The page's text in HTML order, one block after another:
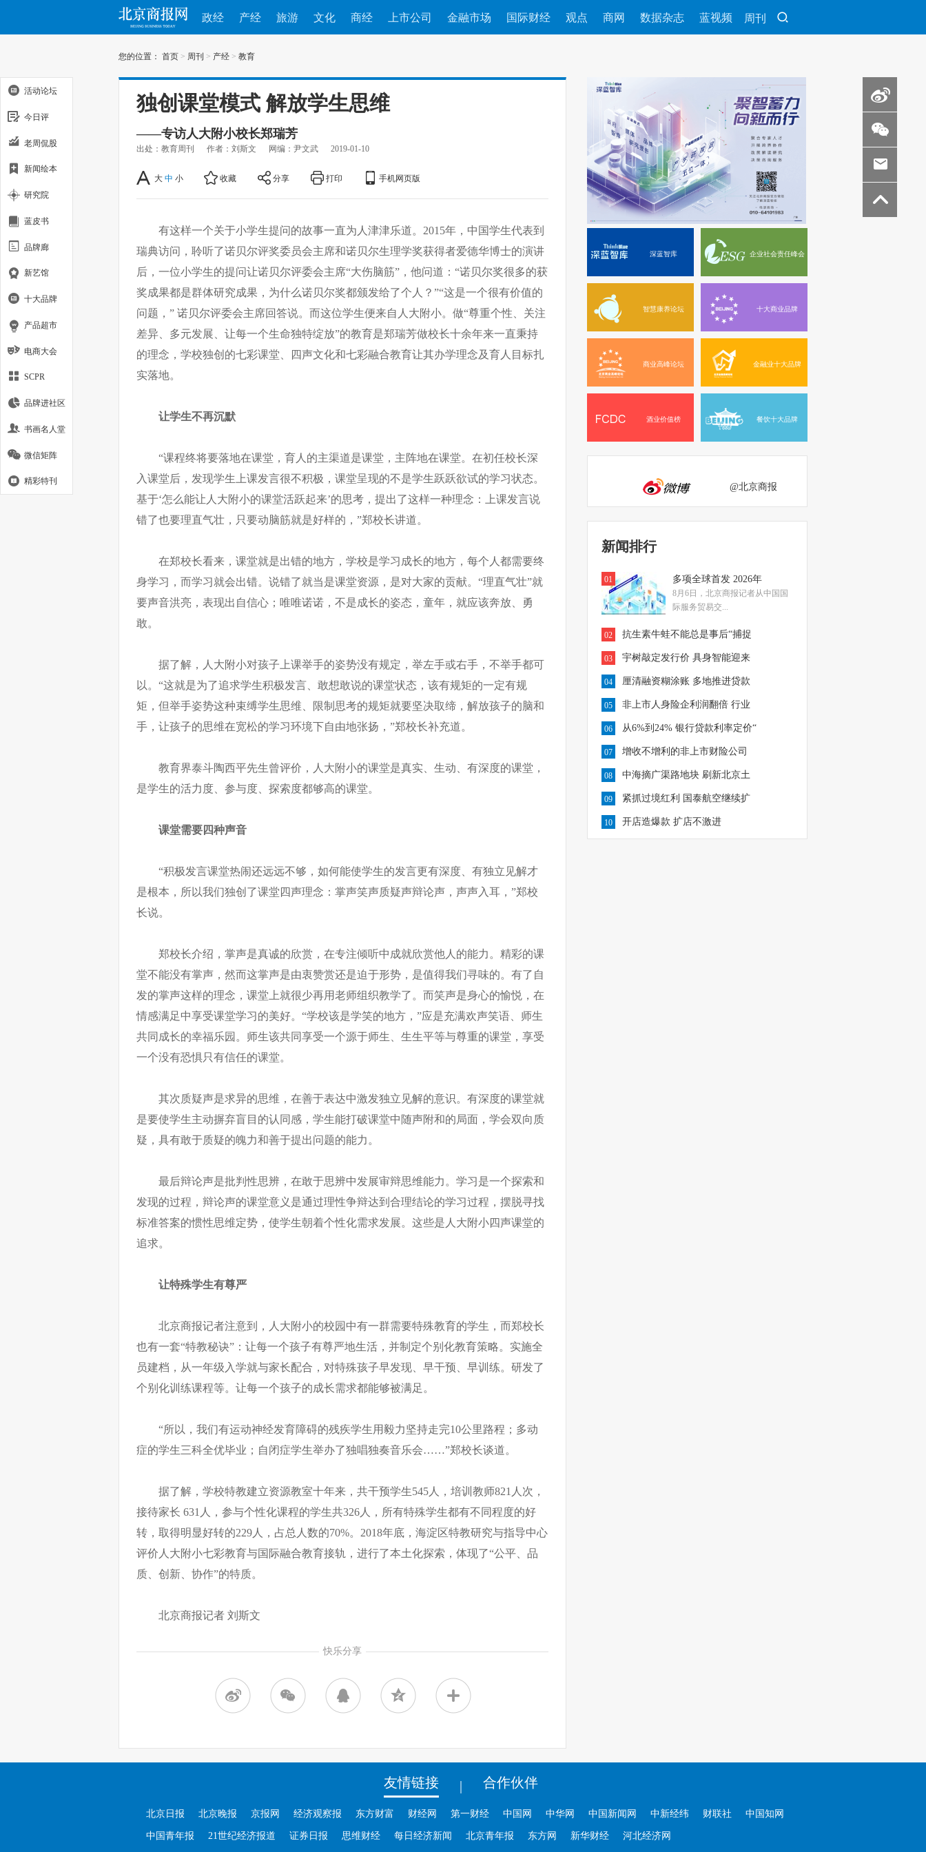
政经 产经 旅游 文化 商经 上市公司 金融市场 国际财经 观点 商网 数据杂志 蓝视频 周刊
您的位置： 首页 > 周刊 > 产经 > 教育
独创课堂模式 解放学生思维
——专访人大附小校长郑瑞芳
出处：教育周刊 作者：刘斯文 网编：尹文武 2019-01-10
大 中 小 收藏 分享 打印 手机网页版
有这样一个关于小学生提问的故事一直为人津津乐道。2015年，中国学生代表到
瑞典访问，聆听了诺贝尔评奖委员会主席和诺贝尔生理学奖获得者爱德华博士的演讲
后，一位小学生的提问让诺贝尔评委会主席“大伤脑筋”，他问道：“诺贝尔奖很多的获
奖成果都是群体研究成果，为什么诺贝尔奖都颁发给了个人？”“这是一个很有价值的
问题，” 诺贝尔评委会主席回答说。而这位学生便来自人大附小。做“尊重个性、关注
差异、多元发展、让每一个生命独特绽放”的教育是郑瑞芳做校长十余年来一直秉持
的理念，学校独创的七彩课堂、四声文化和七彩融合教育让其办学理念及育人目标扎
实落地。
让学生不再沉默
“课程终将要落地在课堂，育人的主渠道是课堂，主阵地在课堂。在初任校长深
入课堂后，发现学生上课发言很不积极，课堂呈现的不是学生跃跃欲试的学习状态。
基于‘怎么能让人大附小的课堂活跃起来’的思考，提出了这样一种理念：上课发言说
错了也要理直气壮，只要动脑筋就是好样的，”郑校长讲道。
在郑校长看来，课堂就是出错的地方，学校是学习成长的地方，每个人都需要终
身学习，而学习就会出错。说错了就当是课堂资源，是对大家的贡献。“理直气壮”就
要声音洪亮，表现出自信心；唯唯诺诺，不是成长的姿态，童年，就应该奔放、勇
敢。
据了解，人大附小对孩子上课举手的姿势没有规定，举左手或右手，不举手都可
以。“这就是为了追求学生积极发言、敢想敢说的课堂状态，该有规矩的一定有规
矩，但举手姿势这种束缚学生思维、限制思考的规矩就要坚决取缔，解放孩子的脑和
手，让孩子的思维在宽松的学习环境下自由地张扬，”郑校长补充道。
教育界泰斗陶西平先生曾评价，人大附小的课堂是真实、生动、有深度的课堂，
是学生的活力度、参与度、探索度都够高的课堂。
课堂需要四种声音
“积极发言课堂热闹还远远不够，如何能使学生的发言更有深度、有独立见解才
是根本，所以我们独创了课堂四声理念：掌声笑声质疑声辩论声，声声入耳，”郑校
长说。
郑校长介绍，掌声是真诚的欣赏，在专注倾听中成就欣赏他人的能力。精彩的课
堂不能没有掌声，然而这掌声是由衷赞赏还是迫于形势，是值得我们寻味的。有了自
发的掌声这样的理念，课堂上就很少再用老师组织教学了。而笑声是身心的愉悦，在
情感满足中享受课堂学习的美好。“学校该是学笑的地方，”应是充满欢声笑语、师生
共同成长的幸福乐园。师生该共同享受一个源于师生、生生平等与尊重的课堂，享受
一个没有恐惧只有信任的课堂。
其次质疑声是求异的思维，在善于表达中激发独立见解的意识。有深度的课堂就
是要使学生主动摒弃盲目的认同感，学生能打破课堂中随声附和的局面，学会双向质
疑，具有敢于质疑的魄力和善于提出问题的能力。
最后辩论声是批判性思辨，在敢于思辨中发展审辩思维能力。学习是一个探索和
发现的过程，辩论声的课堂意义是通过理性争辩达到合理结论的学习过程，摆脱寻找
标准答案的惯性思维定势，使学生朝着个性化需求发展。这些是人大附小四声课堂的
追求。
让特殊学生有尊严
北京商报记者注意到，人大附小的校园中有一群需要特殊教育的学生，而郑校长
也有一套“特教秘诀”：让每一个孩子有尊严地生活，并制定个别化教育策略。实施全
员建档，从一年级入学就与家长配合，对特殊孩子早发现、早干预、早训练。研发了
个别化训练课程等。让每一个孩子的成长需求都能够被满足。
“所以，我们有运动神经发育障碍的残疾学生用毅力坚持走完10公里路程；多动
症的学生三科全优毕业；自闭症学生举办了独唱独奏音乐会……”郑校长谈道。
据了解，学校特教建立资源教室十年来，共干预学生545人，培训教师821人次，
接待家长 631人，参与个性化课程的学生共326人，所有特殊学生都有不同程度的好
转，取得明显好转的229人，占总人数的70%。2018年底，海淀区特教研究与指导中心
评价人大附小七彩教育与国际融合教育接轨，进行了本土化探索，体现了“公平、品
质、创新、协作”的特质。
北京商报记者 刘斯文
快乐分享
深蓝智库 企业社会责任峰会
智慧康养论坛 十大商业品牌
商业高峰论坛 金融业十大品牌
酒业价值榜 餐饮十大品牌
@北京商报
新闻排行
01 多项全球首发 2026年
8月6日，北京商报记者从中国国
际服务贸易交...
02 抗生素牛蛙不能总是事后“捕捉
03 宇树敲定发行价 具身智能迎来
04 厘清融资糊涂账 多地推进贷款
05 非上市人身险企利润翻倍 行业
06 从6%到24% 银行贷款利率定价“
07 增收不增利的非上市财险公司
08 中海摘广渠路地块 刷新北京土
09 紧抓过境红利 国泰航空继续扩
10 开店造爆款 扩店不激进
友情链接 | 合作伙伴
北京日报 北京晚报 京报网 经济观察报 东方财富 财经网 第一财经 中国网 中华网 中国新闻网 中新经纬 财联社 中国知网
中国青年报 21世纪经济报道 证券日报 思维财经 每日经济新闻 北京青年报 东方网 新华财经 河北经济网
活动论坛
今日评
老周侃股
新闻绘本
研究院
蓝皮书
品牌廊
新艺馆
十大品牌
产品超市
电商大会
SCPR
品牌进社区
书画名人堂
微信矩阵
精彩特刊